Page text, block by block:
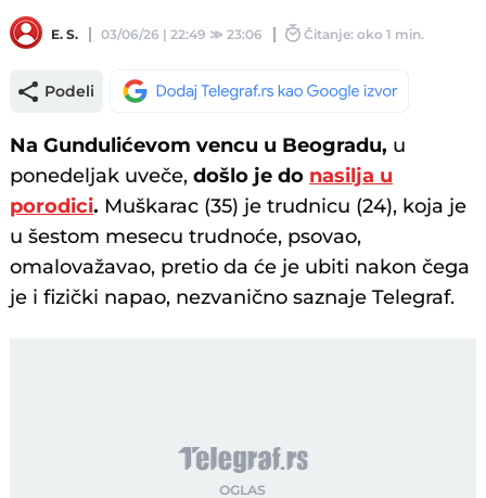
E. S. 03/06/26 | 22:49 ≫23:06 Čitanje: oko 1 min.
Podeli
Na Gundulićevom vencu u Beogradu, u
ponedeljak uveče, došlo je do nasilja u
porodici. Muškarac (35) je trudnicu (24), koja je
u šestom mesecu trudnoće, psovao,
omalovažavao, pretio da će je ubiti nakon čega
je i fizički napao, nezvanično saznaje Telegraf.